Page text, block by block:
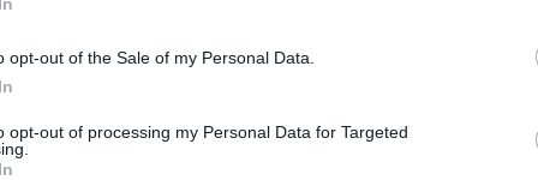
opt-out of the Sale of my Personal Data.
opt-out of processing my Personal Data for Targeted